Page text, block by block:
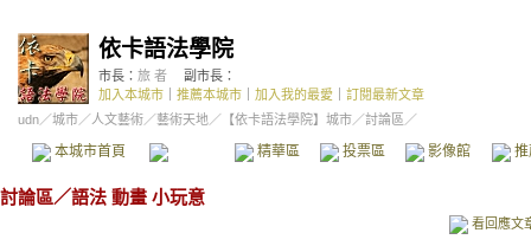
依卡語法學院
市長： 旅 者
副市長：
加入本城市
推薦本城市 加入我的最愛
訂閱最新文章
udn／城市／人文藝術／藝術天地／ 【依卡語法學院】城市／討論區／
本城市首頁 精華區 投票區 影像館
討論區／語法 動畫 小玩意
看回應文